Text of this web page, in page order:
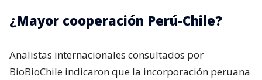
¿Mayor cooperación Perú-Chile?
Analistas internacionales consultados por
BioBioChile indicaron que la incorporación peruana